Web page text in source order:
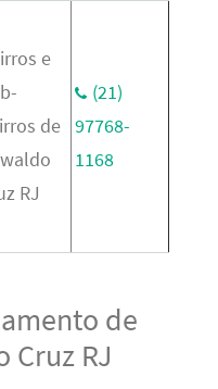
e
de
RJ
(21)
97768-
1168
de
Cruz RJ